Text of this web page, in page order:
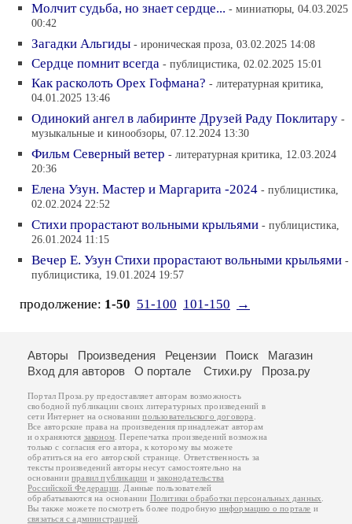
Молчит судьба, но знает сердце... - миниатюры, 04.03.2025
00:42
Загадки Альгиды - ироническая проза, 03.02.2025 14:08
Сердце помнит всегда - публицистика, 02.02.2025 15:01
Как расколоть Орех Гофмана? - литературная критика,
04.01.2025 13:46
Одинокий ангел в лабиринте Друзей Раду Поклитару -
музыкальные и кинообзоры, 07.12.2024 13:30
Фильм Северный ветер - литературная критика, 12.03.2024
20:36
Елена Узун. Мастер и Маргарита -2024 - публицистика,
02.02.2024 22:52
Стихи прорастают вольными крыльями - публицистика,
26.01.2024 11:15
Вечер Е. Узун Стихи прорастают вольными крыльями -
публицистика, 19.01.2024 19:57
продолжение: 1-50 51-100 101-150 →
Авторы Произведения Рецензии Поиск
Магазин
Вход для авторов
О портале Стихи.ру Проза.ру
Портал Проза.ру предоставляет авторам возможность
свободной публикации своих литературных произведений в
сети Интернет на основаниипользовательского договора
Все авторские права на произведения принадлежат авторам
и охраняются законом . Перепечатка произведений возможна
только с согласия его автора, к которому вы можете
обратиться на его авторской странице. Ответственность за
тексты произведений авторы несут самостоятельно на
основанииправил публикации изаконодательства
Российской Федерации . Данные пользователей
обрабатываются на основании Политики обработки персональных данных
Вы также можете посмотреть более подробную информацию о портале и
связаться с администрацией